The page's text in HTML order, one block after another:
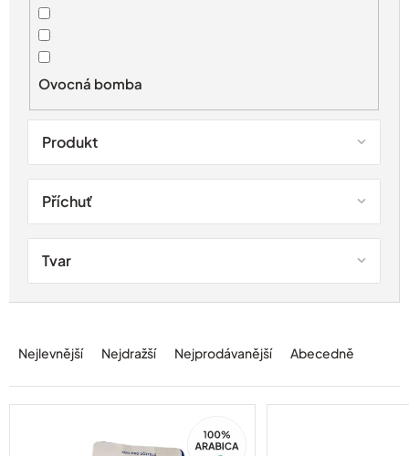
e
n
Nejlevnější Nejdražší Nejprodávanější Abecedně
Ovocná bomba
Produkt
Příchuť
Tvar
Arabica